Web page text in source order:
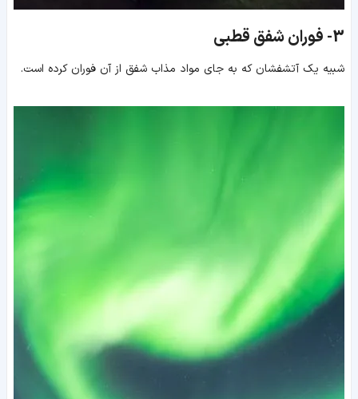
3- فوران شفق قطبی
شبیه یک آتشفشان که به جای مواد مذاب شفق از آن فوران کرده است.